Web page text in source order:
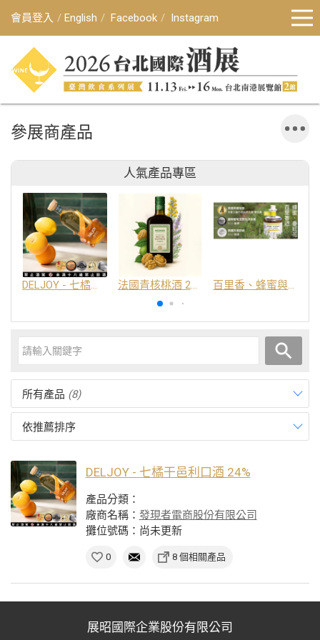
會員登入 English Facebook Instagram
參展商產品
人氣產品專區
DELJOY - 七橘干邑利口酒 24% 法國青核桃酒 25% 百里香、蜂蜜與番紅花酒
所有產品 (8)
依推薦排序
DELJOY - 七橘干邑利口酒 24%
產品分類：
廠商名稱： 發現者電商股份有限公司
攤位號碼：尚未更新
0 8 個相關產品
展昭國際企業股份有限公司